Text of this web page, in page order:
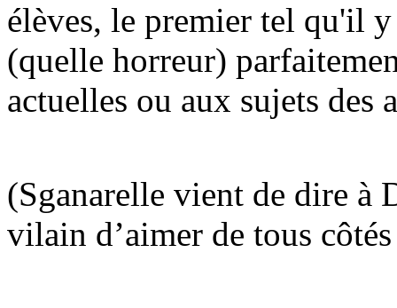
élèves, le premier tel qu'il y
(quelle horreur)
actuelles ou aux sujets des
(Sganarelle vient de dire
vilain d’aimer de tous